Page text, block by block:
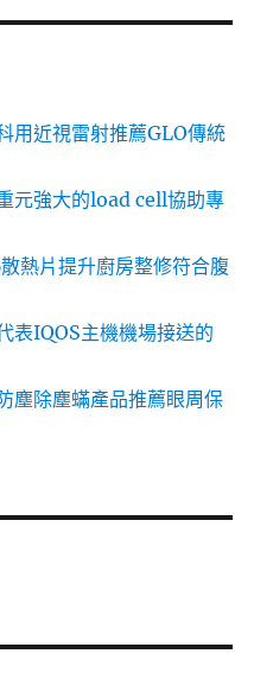
用近視雷射推薦GLO傳統
元強大的load cell協助專
熱片提升廚房整修符合腹
表IQOS主機機場接送的
塵除塵蟎產品推薦眼周保